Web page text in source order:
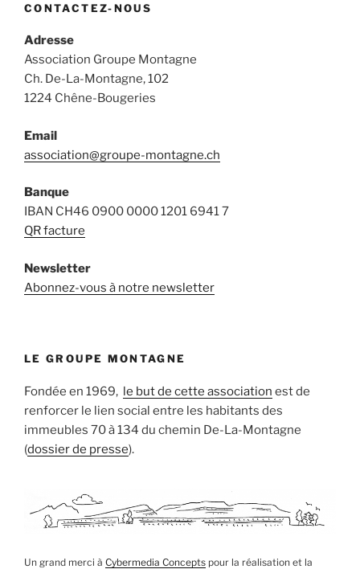
CONTACTEZ-NOUS
Adresse
Association Groupe Montagne
Ch. De-La-Montagne, 102
1224 Chêne-Bougeries
Email
association@groupe-montagne.ch
Banque
IBAN CH46 0900 0000 1201 6941 7
QR facture
Newsletter
Abonnez-vous à notre newsletter
LE GROUPE MONTAGNE
Fondée en 1969, le but de cette association est de
renforcer le lien social entre les habitants des
immeubles 70 à 134 du chemin De-La-Montagne
(dossier de presse).
Un grand merci à Cybermedia Concepts pour la réalisation et la